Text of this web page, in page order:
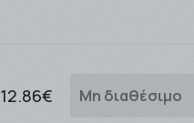
12.86€ Μη διαθέσιμο